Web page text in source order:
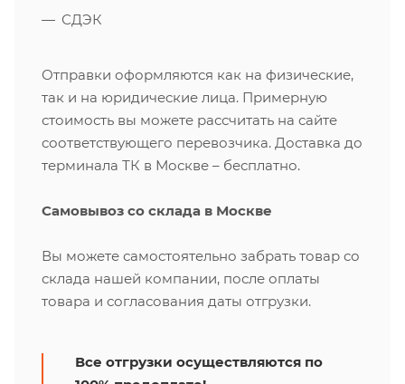
СДЭК
Отправки оформляются как на физические,
так и на юридические лица. Примерную
стоимость вы можете рассчитать на сайте
соответствующего перевозчика. Доставка до
терминала ТК в Москве – бесплатно.
Самовывоз со склада в Москве
Вы можете самостоятельно забрать товар со
склада нашей компании, после оплаты
товара и согласования даты отгрузки.
Все отгрузки осуществляются по